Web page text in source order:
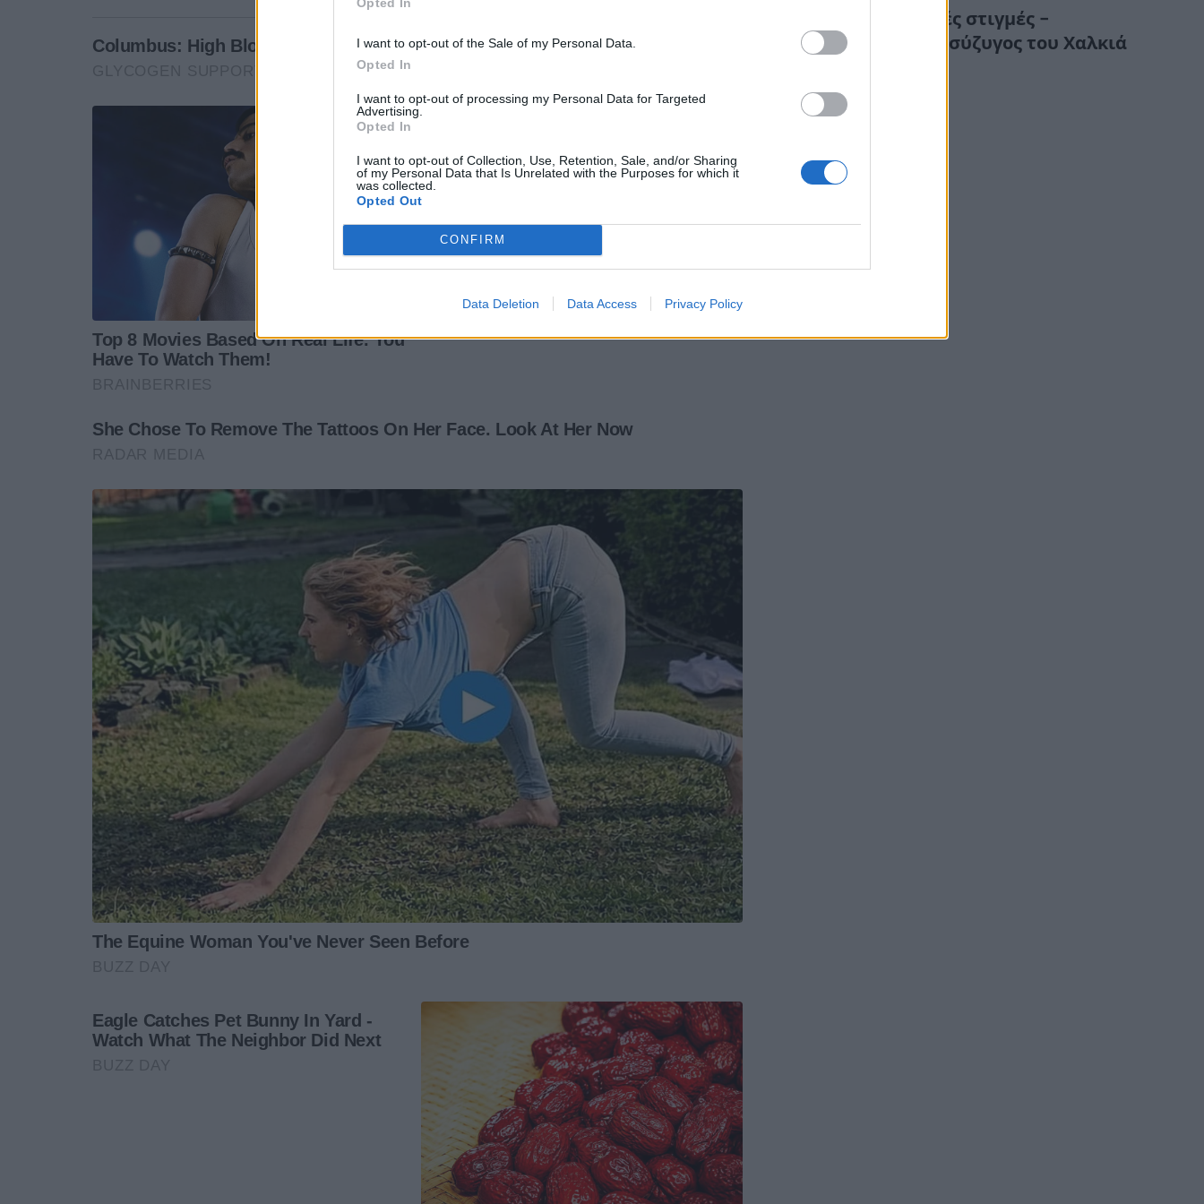
I want to opt-out of the Sale of my Personal Data.
Opted In
I want to opt-out of processing my Personal Data for Targeted
Advertising.
Opted In
I want to opt-out of Collection, Use, Retention, Sale, and/or Sharing
of my Personal Data that Is Unrelated with the Purposes for which it
was collected.
Opted Out
CONFIRM
Data Deletion Data Access Privacy Policy
Συγκλονιστικές στιγμές –
Κατέρρευσε η σύζυγος του Χαλκιά